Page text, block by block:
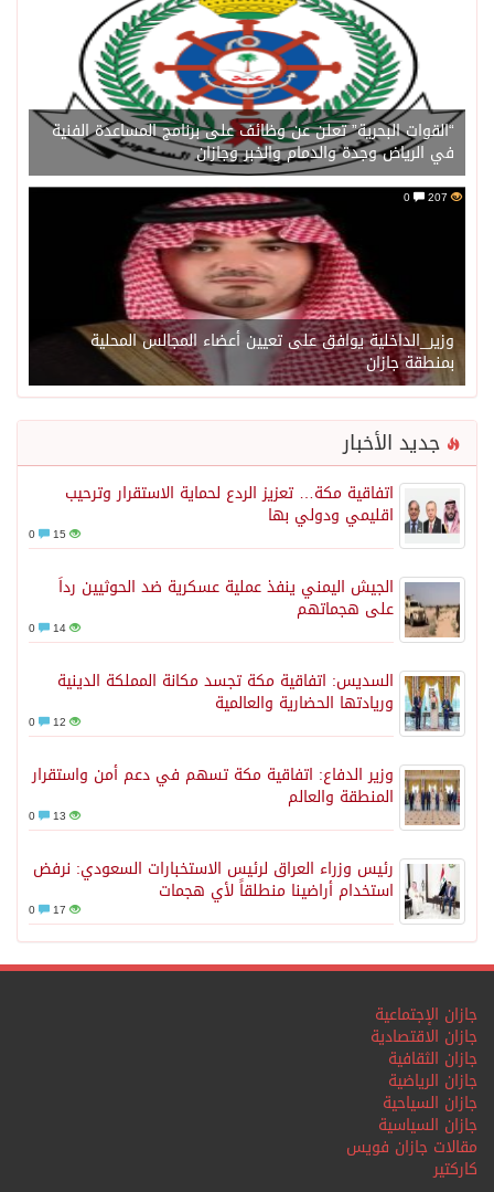
“القوات البحرية” تعلن عن وظائف على برنامج المساعدة الفنية
في الرياض وجدة والدمام والخبر وجازان
207
وزير_الداخلية يوافق على تعيين أعضاء المجالس المحلية
بمنطقة جازان
جديد الأخبار
اتفاقية مكة… تعزيز الردع لحماية الاستقرار وترحيب
اقليمي ودولي بها
15
الجيش اليمني ينفذ عملية عسكرية ضد الحوثيين رداً
على هجماتهم
14
السديس: اتفاقية مكة تجسد مكانة المملكة الدينية
وريادتها الحضارية والعالمية
12
وزير الدفاع: اتفاقية مكة تسهم في دعم أمن واستقرار
المنطقة والعالم
13
رئيس وزراء العراق لرئيس الاستخبارات السعودي: نرفض
استخدام أراضينا منطلقاً لأي هجمات
17
جازان الإجتماعية
جازان الاقتصادية
جازان الثقافية
جازان الرياضية
جازان السياحية
جازان السياسية
مقالات جازان فويس
كاركتير